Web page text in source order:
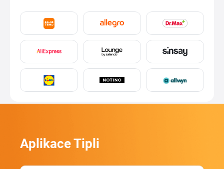
Aplikace Tipli